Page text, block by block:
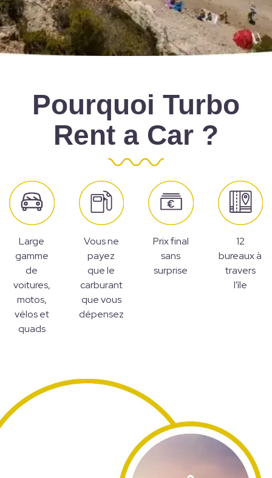
Pourquoi Turbo
Rent a Car ?
Large
gamme
de
voitures,
motos,
vélos et
quads
Vous ne
payez
que le
carburant
que vous
dépensez
Prix final
sans
surprise
12
bureaux à
travers
l'île